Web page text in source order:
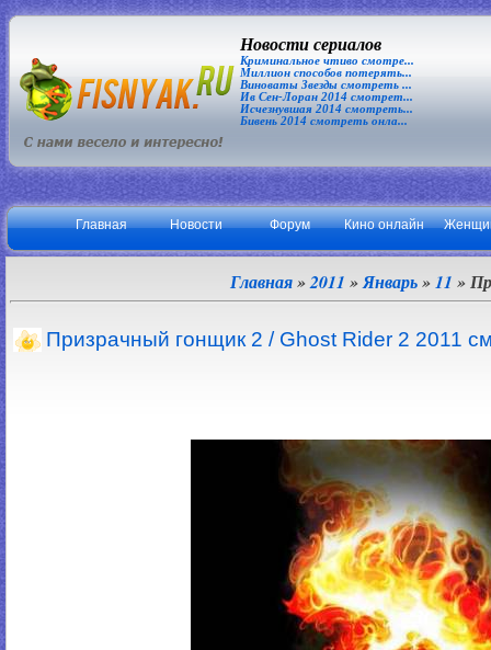
Новости сериалов
Криминальное чтиво смотре...
Миллион способов потерять...
Виноваты Звезды смотреть ...
Ив Сен-Лоран 2014 смотрет...
Исчезнувшая 2014 смотреть...
Бивень 2014 смотреть онла...
Главная Новости Форум Кино онлайн
Главная»2011 » Январь » 11 »
Призрачный гонщик 2 / Ghost Rider 2 2011